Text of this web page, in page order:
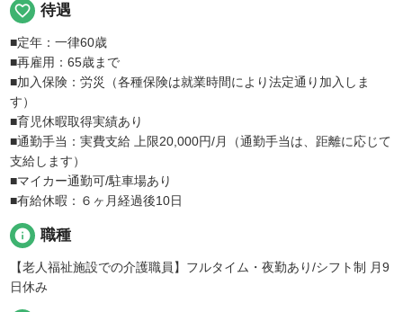
favorite_border 待遇
■定年：一律60歳
■再雇用：65歳まで
■加入保険：労災（各種保険は就業時間により法定通り加入しま
す）
■育児休暇取得実績あり
■通勤手当：実費支給 上限20,000円/月（通勤手当は、距離に応じて
支給します）
■マイカー通勤可/駐車場あり
■有給休暇：６ヶ月経過後10日
info 職種
【老人福祉施設での介護職員】フルタイム・夜勤あり/シフト制 月9
日休み